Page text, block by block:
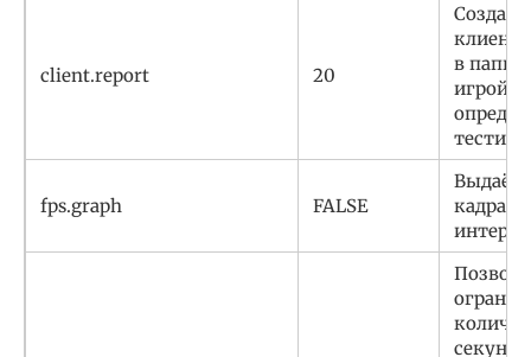
client.report 20
в папке
игрой.
fps.graph FALSE
Выдаёт